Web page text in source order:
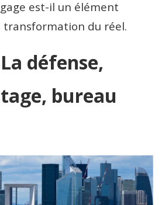
est-il un élément
transformation du réel.
défense,
bureau